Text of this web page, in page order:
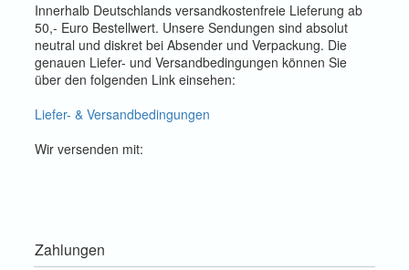
Innerhalb Deutschlands versandkostenfreie Lieferung ab
50,- Euro Bestellwert. Unsere Sendungen sind absolut
neutral und diskret bei Absender und Verpackung. Die
genauen Liefer- und Versandbedingungen können Sie
über den folgenden Link einsehen:
Liefer- & Versandbedingungen
Wir versenden mit:
Zahlungen